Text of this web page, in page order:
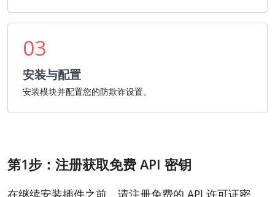
03
安装与配置
安装模块并配置您的防欺诈设置。
第1步：注册获取免费 API 密钥
在继续安装插件之前，请注册免费的 API 许可证密